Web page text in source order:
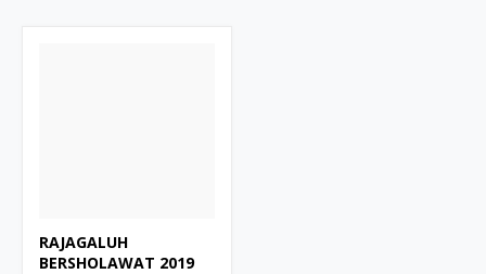
RAJAGALUH
BERSHOLAWAT 2019